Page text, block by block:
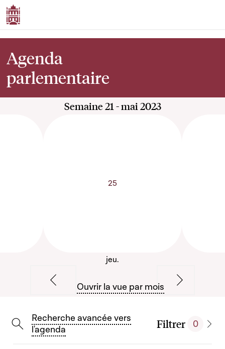
Agenda
parlementaire
Semaine 21 - mai 2023
25
jeu.
Semaine précédente
Ouvrir la vue par mois
Recherche avancée vers
l'agenda
Filtrer 0
Afficher la